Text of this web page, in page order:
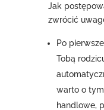
Jak
zwrócić
Po
Tobą
warto o
handlowe,